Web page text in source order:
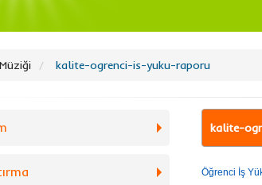
kalite-ogrenci-is-yuku-raporu
kalite-
Öğrenci İş